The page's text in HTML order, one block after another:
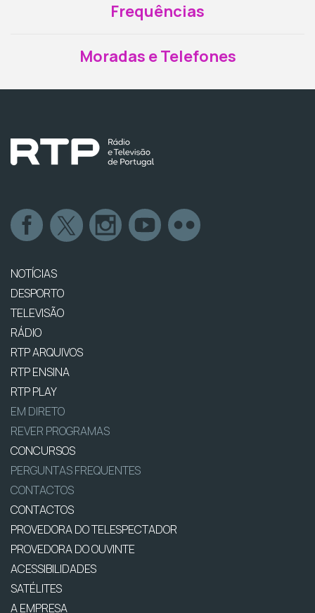
Frequências
Moradas e Telefones
NOTÍCIAS
DESPORTO
TELEVISÃO
RÁDIO
RTP ARQUIVOS
RTP ENSINA
RTP PLAY
EM DIRETO
REVER PROGRAMAS
CONCURSOS
PERGUNTAS FREQUENTES
CONTACTOS
CONTACTOS
PROVEDORA DO TELESPECTADOR
PROVEDORA DO OUVINTE
ACESSIBILIDADES
SATÉLITES
A EMPRESA